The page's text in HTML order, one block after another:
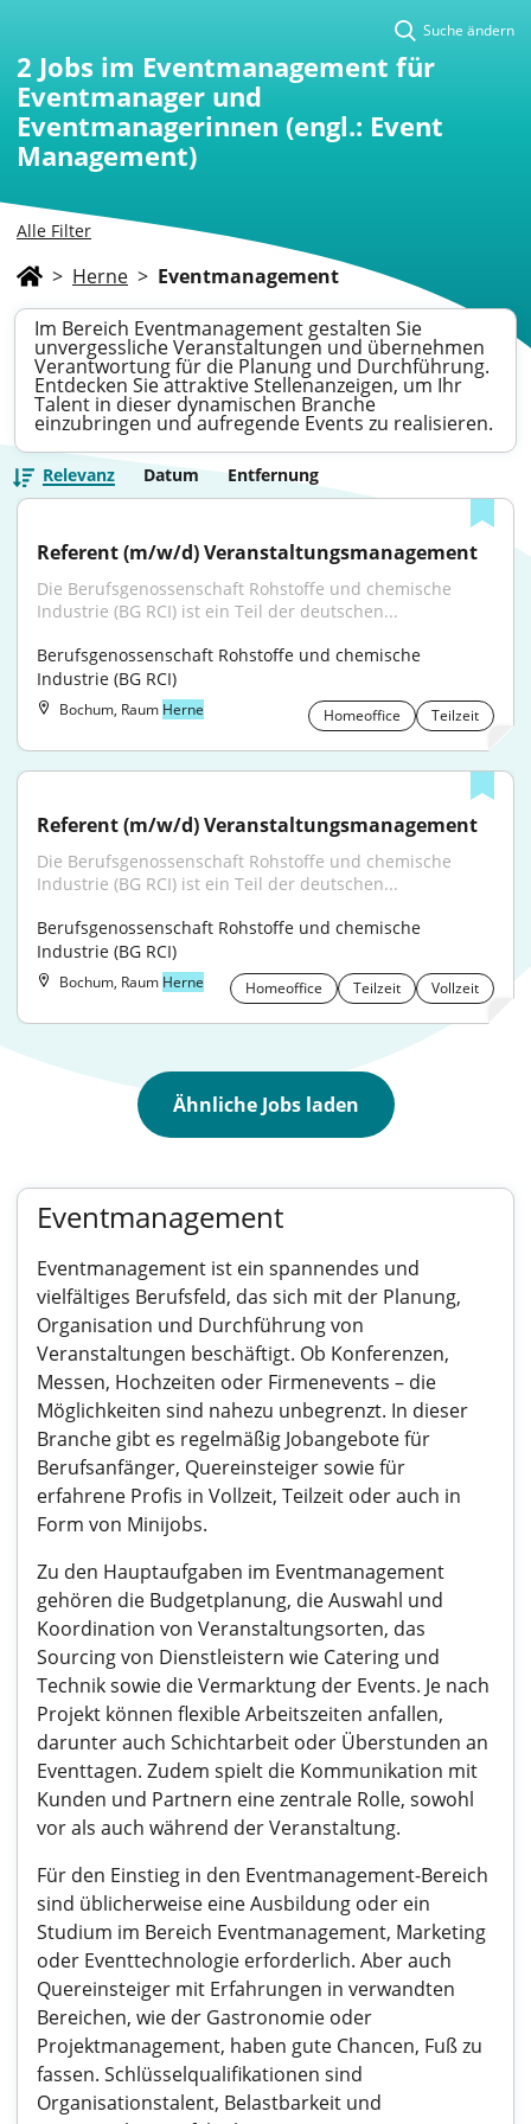
Alle Filter
Suche ändern
2 Jobs im Eventmanagement für
Eventmanager und
Eventmanagerinnen (engl.: Event
Management)
> Herne > Eventmanagement
Im Bereich Eventmanagement gestalten Sie
unvergessliche Veranstaltungen und übernehmen
Verantwortung für die Planung und Durchführung.
Entdecken Sie attraktive Stellenanzeigen, um Ihr
Talent in dieser dynamischen Branche
einzubringen und aufregende Events zu realisieren.
Relevanz Datum Entfernung
Referent (m/w/d) Veranstaltungsmanagement
Die Berufsgenossenschaft Rohstoffe und chemische
Industrie (BG RCI) ist ein Teil der deutschen...
Berufsgenossenschaft Rohstoffe und chemische
Industrie (BG RCI)
Bochum, Raum Herne Homeoffice Teilzeit
Referent (m/w/d) Veranstaltungsmanagement
Die Berufsgenossenschaft Rohstoffe und chemische
Industrie (BG RCI) ist ein Teil der deutschen...
Berufsgenossenschaft Rohstoffe und chemische
Industrie (BG RCI)
Bochum, Raum Herne Homeoffice Teilzeit Vollzeit
Ähnliche Jobs laden
Eventmanagement
Eventmanagement ist ein spannendes und
vielfältiges Berufsfeld, das sich mit der Planung,
Organisation und Durchführung von
Veranstaltungen beschäftigt. Ob Konferenzen,
Messen, Hochzeiten oder Firmenevents – die
Möglichkeiten sind nahezu unbegrenzt. In dieser
Branche gibt es regelmäßig Jobangebote für
Berufsanfänger, Quereinsteiger sowie für
erfahrene Profis in Vollzeit, Teilzeit oder auch in
Form von Minijobs.
Zu den Hauptaufgaben im Eventmanagement
gehören die Budgetplanung, die Auswahl und
Koordination von Veranstaltungsorten, das
Sourcing von Dienstleistern wie Catering und
Technik sowie die Vermarktung der Events. Je nach
Projekt können flexible Arbeitszeiten anfallen,
darunter auch Schichtarbeit oder Überstunden an
Eventtagen. Zudem spielt die Kommunikation mit
Kunden und Partnern eine zentrale Rolle, sowohl
vor als auch während der Veranstaltung.
Für den Einstieg in den Eventmanagement-Bereich
sind üblicherweise eine Ausbildung oder ein
Studium im Bereich Eventmanagement, Marketing
oder Eventtechnologie erforderlich. Aber auch
Quereinsteiger mit Erfahrungen in verwandten
Bereichen, wie der Gastronomie oder
Projektmanagement, haben gute Chancen, Fuß zu
fassen. Schlüsselqualifikationen sind
Organisationstalent, Belastbarkeit und